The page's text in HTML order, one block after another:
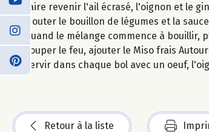
Faire revenir l'ail écrasé, l'oignon et le
Ajouter le bouillon de légumes et la
Quand le mélange commence à
Couper le feu, ajouter le Miso frais
Servir dans chaque bol avec un oeuf,
Retour à la liste